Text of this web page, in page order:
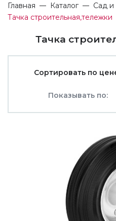
Главная Каталог
Сад и
Тачка строительная,тележки
Тачка
Сортировать по
Показывать по: